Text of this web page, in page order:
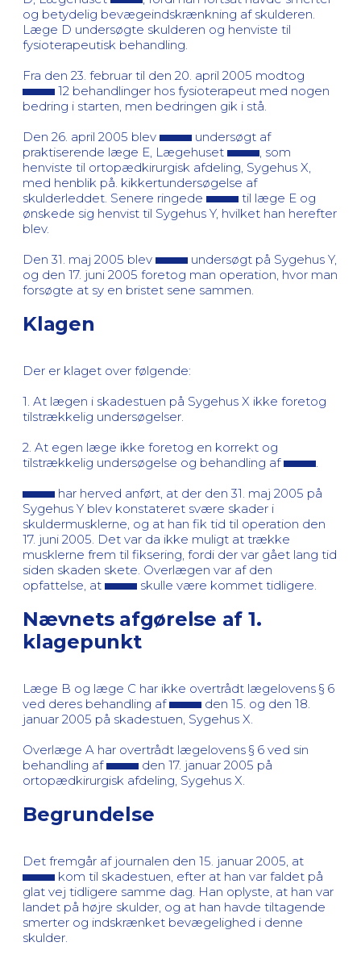
og betydelig bevægeindskrænkning af skulderen.
Læge D undersøgte skulderen og henviste til
fysioterapeutisk behandling.
Fra den 23. februar til den 20. april 2005 modtog
12 behandlinger hos fysioterapeut med nogen
bedring i starten, men bedringen gik i stå.
Den 26. april 2005 blev
undersøgt af
praktiserende læge E, Lægehuset
, som
henviste til ortopædkirurgisk afdeling, Sygehus X,
med henblik på. kikkertundersøgelse af
skulderleddet. Senere ringede
til læge E og
ønskede sig henvist til Sygehus Y, hvilket han herefter
blev.
Den 31. maj 2005 blev
undersøgt på Sygehus Y,
og den 17. juni 2005 foretog man operation, hvor man
forsøgte at sy en bristet sene sammen.
Klagen
Der er klaget over følgende:
1. At lægen i skadestuen på Sygehus X ikke foretog
tilstrækkelig undersøgelser.
2. At egen læge ikke foretog en korrekt og
tilstrækkelig undersøgelse og behandling af
har herved anført, at der den 31. maj 2005 på
Sygehus Y blev konstateret svære skader i
skuldermusklerne, og at han fik tid til operation den
17. juni 2005. Det var da ikke muligt at trække
musklerne frem til fiksering, fordi der var gået lang tid
siden skaden skete. Overlægen var af den
opfattelse, at
skulle være kommet tidligere.
Nævnets afgørelse af 1.
klagepunkt
Læge B og læge C har ikke overtrådt lægelovens § 6
ved deres behandling af
den 15. og den 18.
januar 2005 på skadestuen, Sygehus X.
Overlæge A har overtrådt lægelovens § 6 ved sin
behandling af
den 17. januar 2005 på
ortopædkirurgisk afdeling, Sygehus X.
Begrundelse
Det fremgår af journalen den 15. januar 2005, at
kom til skadestuen, efter at han var faldet på
glat vej tidligere samme dag. Han oplyste, at han var
landet på højre skulder, og at han havde tiltagende
smerter og indskrænket bevægelighed i denne
skulder.